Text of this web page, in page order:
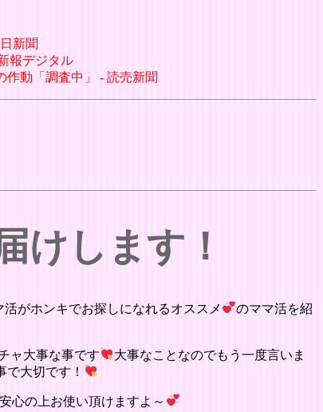
新聞
報デジタル
動「調査中」 - 読売新聞
けします！
がホンキでお探しになれるオススメ
のママ活を紹
ャ大事な事です
大事なことなのでもう一度言いま
大切です！
心の上お使い頂けますよ～